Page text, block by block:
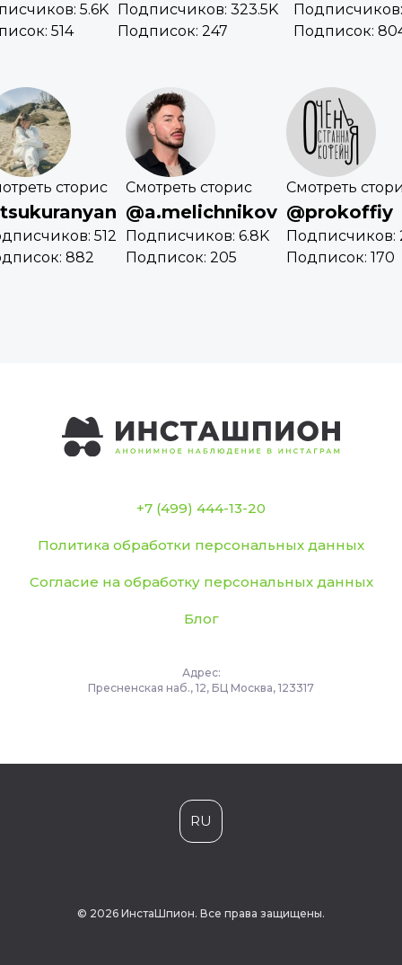
5.6K
514
Подписчиков: 323.5K
Подписок: 247
Подписчиков:
Подписок:
сторис
512
882
Смотреть сторис
@a.melichnikov
Подписчиков: 6.8K
Подписок: 205
Смотреть
@prokoffiy
Подписчиков:
Подписок: 170
+7 (499) 444-13-20
Политика обработки персональных данных
Согласие на обработку персональных данных
Блог
Адрес:
Пресненская наб., 12, БЦ Москва, 123317
RU
© 2026 ИнстаШпион. Все права защищены.